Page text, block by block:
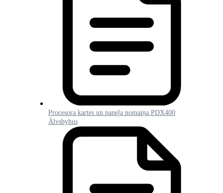
Procesora kartes un paneļa nomaiņa PDX400
Älvsbyhus